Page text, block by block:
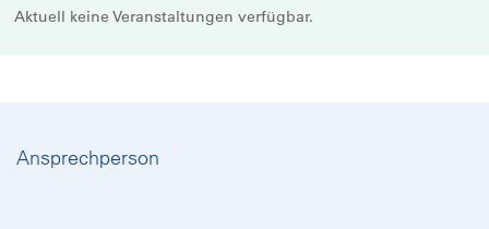
Aktuell keine Veranstaltungen verfügbar.
Ansprechperson